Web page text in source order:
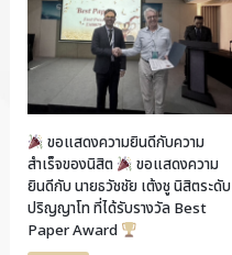
ขอแสดงความยินดีกับความ
สำเร็จของนิสิต
ขอแสดงความ
ยินดีกับ นายธวัชชัย เต้งชู นิสิตระดับ
ปริญญาโท ที่ได้รับรางวัล Best
Paper Award